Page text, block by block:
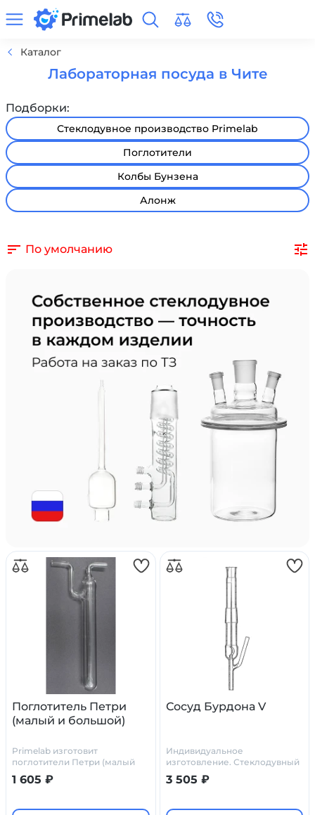
Каталог
Лабораторная посуда в Чите
Подборки:
Стеклодувное производство Primelab
Поглотители
Колбы Бунзена
Алонж
По умолчанию
Поглотитель Петри
(малый и большой)
Primelab изготовит
поглотители Петри (малый
или большой) по
индивидуальному заказу, по
1 605 ₽
Сосуд Бурдона V
Индивидуальное
изготовление. Стеклодувный
цех Primelab
3 505 ₽